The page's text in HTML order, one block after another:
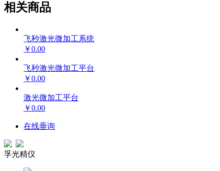
相关商品
飞秒激光微加工系统
￥0.00
飞秒激光微加工平台
￥0.00
激光微加工平台
￥0.00
在线垂询
孚光精仪